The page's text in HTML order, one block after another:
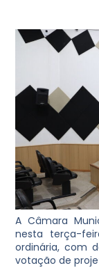
A Câmara
nesta terça-
ordinária, com
votação de